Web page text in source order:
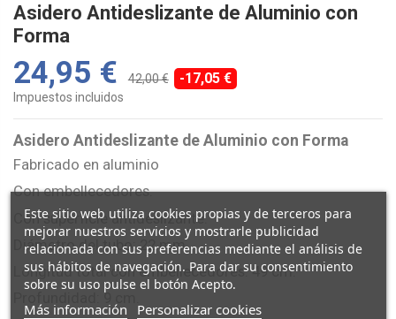
Asidero Antideslizante de Aluminio con
Forma
24,95 € 42,00 € -17,05 €
Impuestos incluidos
Asidero Antideslizante de Aluminio con Forma
Fabricado en aluminio
Con embellecedores.
Con superficie antideslizante.
Diámetro del tubo: 22 mm.
Longitud total con embellecedores: 49 cm.
Profundidad: 9 cm.
Este sitio web utiliza cookies propias y de terceros para
mejorar nuestros servicios y mostrarle publicidad
relacionada con sus preferencias mediante el análisis de
sus hábitos de navegación. Para dar su consentimiento
sobre su uso pulse el botón Acepto.
Más información Personalizar cookies